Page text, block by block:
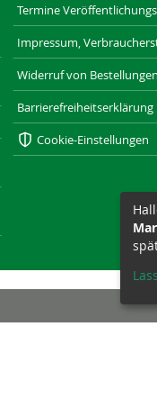
Termine
Impressum,
Widerruf von Bestellungen
Barrierefreiheitserklärung
Cookie-Einstellungen
SAXONIA-